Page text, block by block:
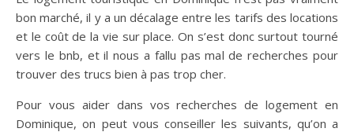
bon marché, il y a un décalage entre les tarifs des locations
et le coût de la vie sur place. On s’est donc surtout tourné
vers le bnb, et il nous a fallu pas mal de recherches pour
trouver des trucs bien à pas trop cher.
Pour vous aider dans vos recherches de logement en
Dominique, on peut vous conseiller les suivants, qu’on a